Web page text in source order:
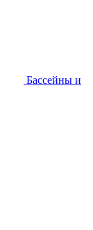
Бассейны и